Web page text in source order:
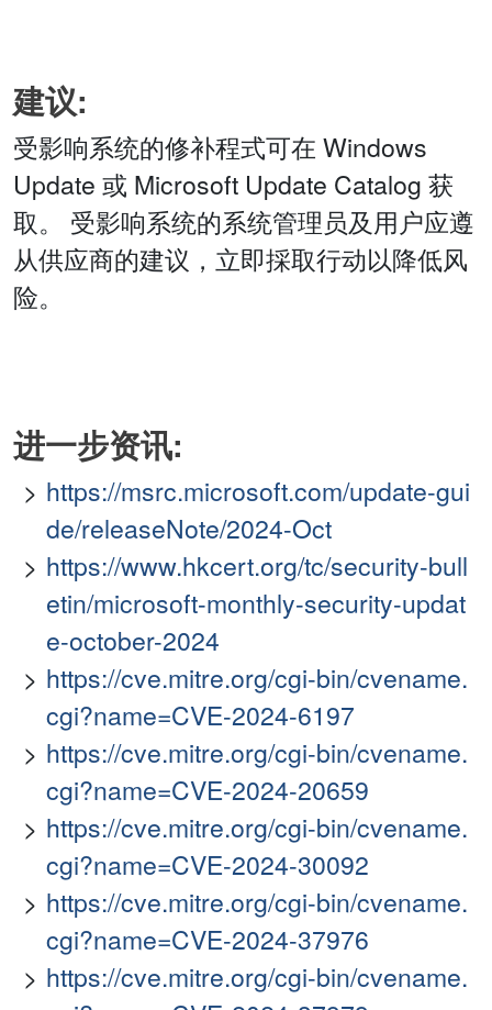
建议:
受影响系统的修补程式可在 Windows
Update 或 Microsoft Update Catalog 获
取。 受影响系统的系统管理员及用户应遵
从供应商的建议，立即採取行动以降低风
险。
进一步资讯:
https://msrc.microsoft.com/update-gui
de/releaseNote/2024-Oct
https://www.hkcert.org/tc/security-bull
etin/microsoft-monthly-security-updat
e-october-2024
https://cve.mitre.org/cgi-bin/cvename.
cgi?name=CVE-2024-6197
https://cve.mitre.org/cgi-bin/cvename.
cgi?name=CVE-2024-20659
https://cve.mitre.org/cgi-bin/cvename.
cgi?name=CVE-2024-30092
https://cve.mitre.org/cgi-bin/cvename.
cgi?name=CVE-2024-37976
https://cve.mitre.org/cgi-bin/cvename.